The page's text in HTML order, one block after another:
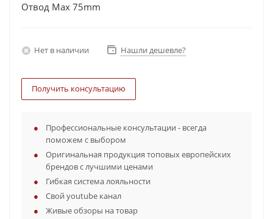
Отвод Мax 75mm
Нет в наличии Нашли дешевле?
Получить консультацию
Профессиональные консультации - всегда
поможем с выбором
Оригинальная продукция топовых европейских
брендов с лучшими ценами
Гибкая система лояльности
Свой youtube канал
Живые обзоры на товар